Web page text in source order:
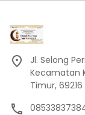
Jl. Selong
Kecamatan
Timur, 69216